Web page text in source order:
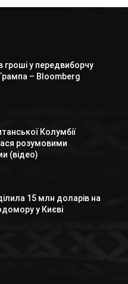
гроші у передвиборчу
– Bloomberg
Колумбії
розумовими
(відео)
15 млн доларів на
у Києві